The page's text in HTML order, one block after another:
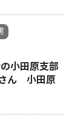
小田原支部
ん 小田原